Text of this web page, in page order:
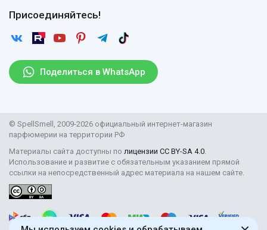
Поделиться в WhatsApp
Присоединяйтесь!
Отзывы
Статьи
Рассылка
Возврат
Пользовательское соглашение
Защита персональных данных
Правила продажи товаров (Постановление Правительства
Поставщикам
© SpellSmell, 2009-2026 официальный интернет-магазин
парфюмерии на территории РФ
Материалы сайта доступны по лицензии CC BY-SA 4.0.
Использование и развитие с обязательным указанием прямой
ссылки на непосредственный адрес материала на нашем сайте.